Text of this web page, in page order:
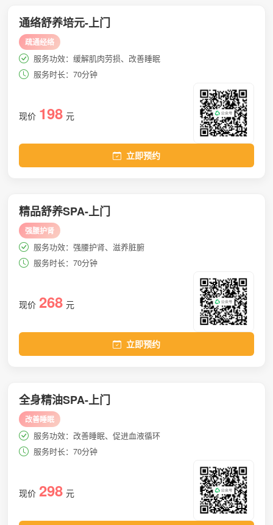
通络舒养培元-上门
疏通经络
服务功效：缓解肌肉劳损、改善睡眠
服务时长：70分钟
现价 198 元
立即预约
精品舒养SPA-上门
强腰护肾
服务功效：强腰护肾、滋养脏腑
服务时长：70分钟
现价 268 元
立即预约
全身精油SPA-上门
改善睡眠
服务功效：改善睡眠、促进血液循环
服务时长：70分钟
现价 298 元